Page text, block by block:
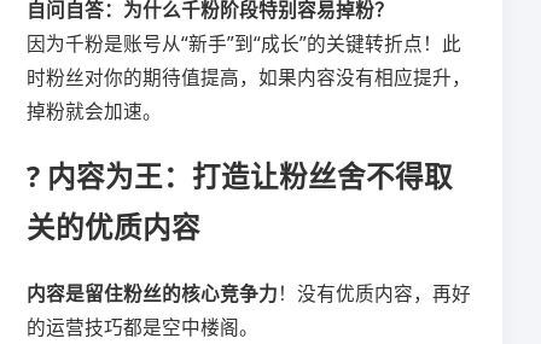
​自问自答：为什么千粉阶段特别容易掉粉？​
因为千粉是账号从“新手”到“成长”的关键转折点！此
时粉丝对你的期待值提高，如果内容没有相应提升，
掉粉就会加速。
? 内容为王：打造让粉丝舍不得取
关的优质内容
​内容是留住粉丝的核心竞争力​​！没有优质内容，再好
的运营技巧都是空中楼阁。